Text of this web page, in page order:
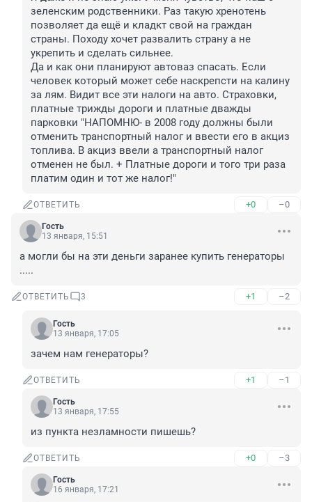
зеленским родственники. Раз такую хренотень
позволяет да ещё и кладкт свой на граждан
страны. Походу хочет развалить страну а не
укрепить и сделать сильнее.
Да и как они планируют автоваз спасать. Если
человек который может себе наскрепсти на калину
за лям. Видит все эти налоги на авто. Страховки,
платные трижды дороги и платные дважды
парковки "НАПОМНЮ- в 2008 году должны были
отменить транспортный налог и ввести его в акциз
топлива. В акциз ввели а транспортный налог
отменен не был. + Платные дороги и того три раза
платим один и тот же налог!"
ОТВЕТИТЬ +0 –0
Гость
13 января, 15:51
а могли бы на эти деньги заранее купить генераторы
.....
ОТВЕТИТЬ 3 +1 –2
Гость
13 января, 17:05
зачем нам генераторы?
ОТВЕТИТЬ +1 –1
Гость
13 января, 17:55
из пункта незламности пишешь?
ОТВЕТИТЬ +0 –3
Гость
16 января, 17:21